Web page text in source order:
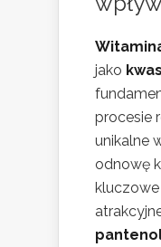
jako
procesie
unikalne
odnowę